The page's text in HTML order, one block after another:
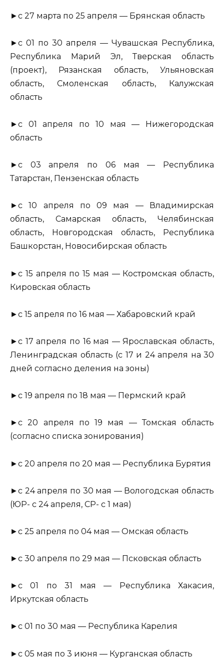
►с 27 марта по 25 апреля — Брянская область
►с 01 по 30 апреля — Чувашская Республика,
Республика Марий Эл, Тверская область
(проект), Рязанская область, Ульяновская
область, Смоленская область, Калужская
область
►с 01 апреля по 10 мая — Нижегородская
область
►с 03 апреля по 06 мая — Республика
Татарстан, Пензенская область
►с 10 апреля по 09 мая — Владимирская
область, Самарская область, Челябинская
область, Новгородская область, Республика
Башкорстан, Новосибирская область
►с 15 апреля по 15 мая — Костромская область,
Кировская область
►с 15 апреля по 16 мая — Хабаровский край
►с 17 апреля по 16 мая — Ярославская область,
Ленинградская область (с 17 и 24 апреля на 30
дней согласно деления на зоны)
►с 19 апреля по 18 мая — Пермский край
►с 20 апреля по 19 мая — Томская область
(согласно списка зонирования)
►с 20 апреля по 20 мая — Республика Бурятия
►с 24 апреля по 30 мая — Вологодская область
(ЮР- с 24 апреля, СР- с 1 мая)
►с 25 апреля по 04 мая — Омская область
►с 30 апреля по 29 мая — Псковская область
►с 01 по 31 мая — Республика Хакасия,
Иркутская область
►с 01 по 30 мая — Республика Карелия
►с 05 мая по 3 июня — Курганская область